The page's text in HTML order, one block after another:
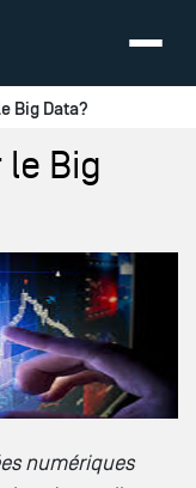
Big Data?
Big
numériques